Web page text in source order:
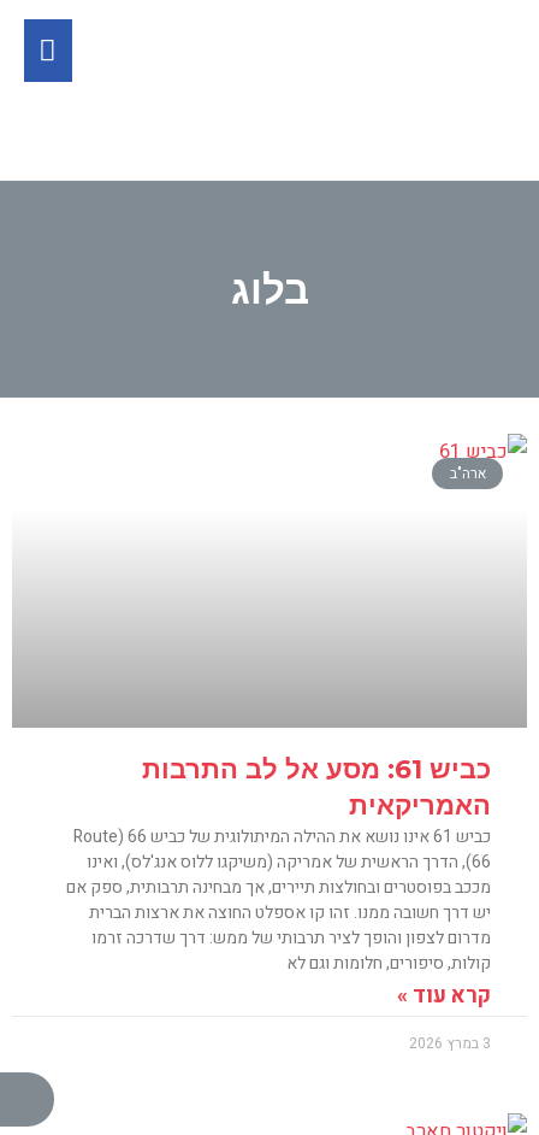
בלוג
ארה"ב
כביש 61: מסע אל לב התרבות
האמריקאית
כביש 61 אינו נושא את ההילה המיתולוגית של כביש 66 (Route
66), הדרך הראשית של אמריקה (משיקגו ללוס אנג'לס), ואינו
מככב בפוסטרים ובחולצות תיירים, אך מבחינה תרבותית, ספק אם
יש דרך חשובה ממנו. זהו קו אספלט החוצה את ארצות הברית
מדרום לצפון והופך לציר תרבותי של ממש: דרך שדרכה זרמו
קולות, סיפורים, חלומות וגם לא
קרא עוד »
3 במרץ 2026